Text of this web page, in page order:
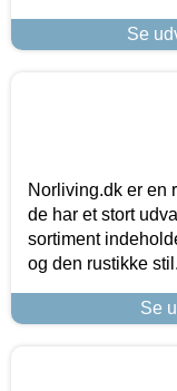
Se
Norliving.dk er en
de har et stort
sortiment
og den rustikke
Se